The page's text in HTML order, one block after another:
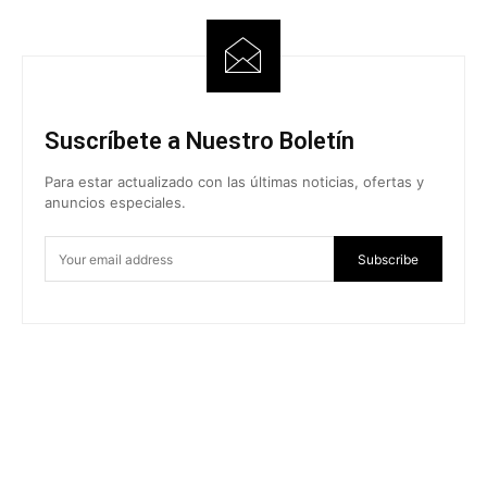
Suscríbete a Nuestro Boletín
Para estar actualizado con las últimas noticias, ofertas y
anuncios especiales.
Subscribe